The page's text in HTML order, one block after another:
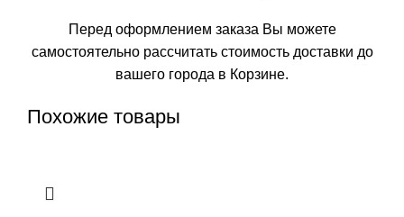
Перед оформлением заказа Вы можете
самостоятельно рассчитать стоимость доставки до
вашего города в Корзине.
Похожие товары